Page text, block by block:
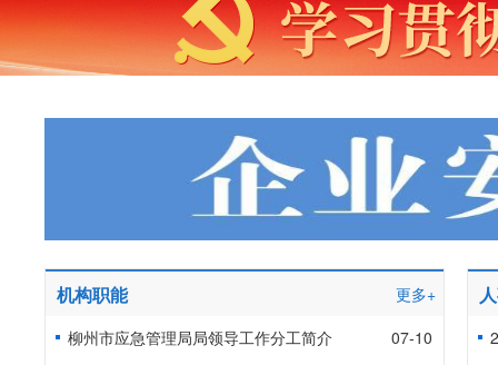
机构职能
更多+
柳州市应急管理局局领导工作分工简介
07-10